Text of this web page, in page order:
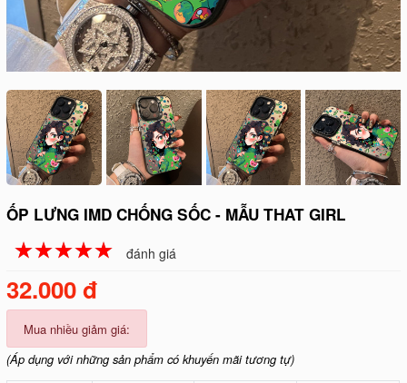
ỐP LƯNG IMD CHỐNG SỐC - MẪU THAT GIRL
☆☆☆☆☆
★★★★★ đánh giá
32.000 đ
Mua nhiều giảm giá:
(Áp dụng với những sản phẩm có khuyến mãi tương tự)